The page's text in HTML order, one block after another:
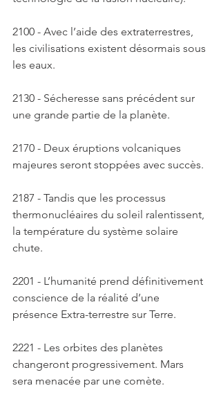
2100 - Avec l’aide des extraterrestres,
les civilisations existent désormais sous
les eaux.
2130 - Sécheresse sans précédent sur
une grande partie de la planète.
2170 - Deux éruptions volcaniques
majeures seront stoppées avec succès.
2187 - Tandis que les processus
thermonucléaires du soleil ralentissent,
la température du système solaire
chute.
2201 - L’humanité prend définitivement
conscience de la réalité d’une
présence Extra-terrestre sur Terre.
2221 - Les orbites des planètes
changeront progressivement. Mars
sera menacée par une comète.